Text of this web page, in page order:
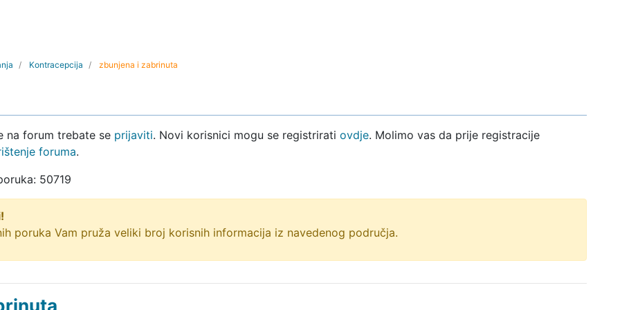
Kontracepcija zbunjena i zabrinuta
na forum trebate se prijaviti. Novi korisnici mogu se registrirati ovdje. Molimo vas da prije registracije
foruma.
50719
poruka Vam pruža veliki broj korisnih informacija iz navedenog područja.